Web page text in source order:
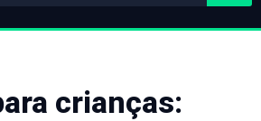
crianças: